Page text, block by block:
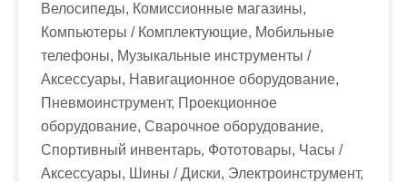
Велосипеды, Комиссионные магазины,
Компьютеры / Комплектующие, Мобильные
телефоны, Музыкальные инструменты /
Аксессуары, Навигационное оборудование,
Пневмоинструмент, Проекционное
оборудование, Сварочное оборудование,
Спортивный инвентарь, Фототовары, Часы /
Аксессуары, Шины / Диски, Электроинструмент,